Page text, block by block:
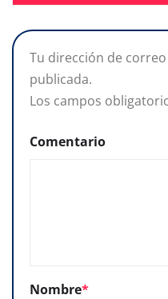
Tu dirección de
publicada.
Los campos
Comentario
Nombre*